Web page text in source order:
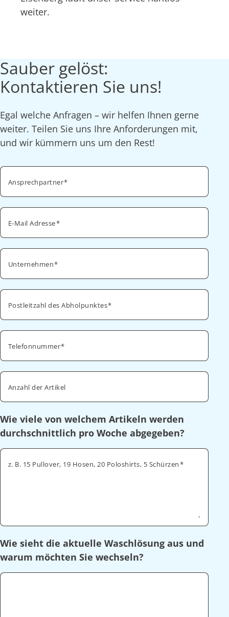
weiter.
Sauber gelöst:
Kontaktieren Sie uns!
Egal welche Anfragen – wir helfen Ihnen gerne
weiter. Teilen Sie uns Ihre Anforderungen mit,
und wir kümmern uns um den Rest!
Ansprechpartner
E-Mail Adresse
Unternehmen
Postleitzahl des Abholpunktes
Telefonnummer
Anzahl der Artikel
Wie viele von welchem Artikeln werden
durchschnittlich pro Woche abgegeben?
z. B. 15 Pullover, 19 Hosen, 20 Poloshirts, 5 Schürzen
Wie sieht die aktuelle Waschlösung aus und
warum möchten Sie wechseln?